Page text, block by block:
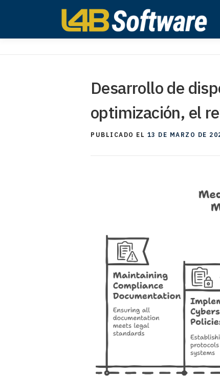
Desarrollo de
optimización, el
PUBLICADO EL 13 DE MARZO DE